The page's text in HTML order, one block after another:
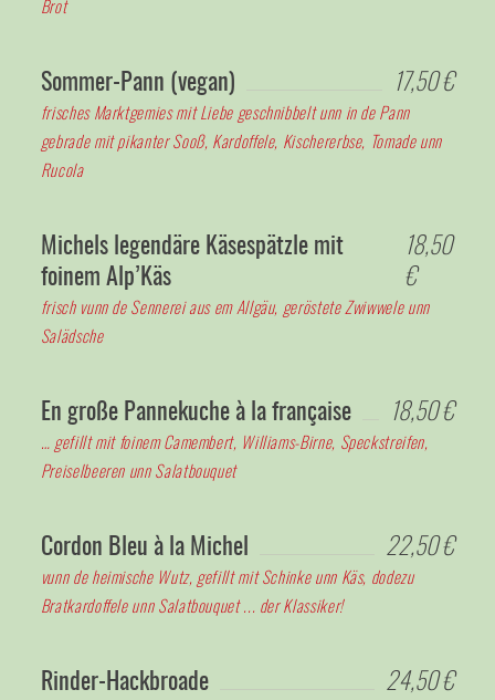
Brot
Sommer-Pann (vegan) 17,50 €
frisches Marktgemies mit Liebe geschnibbelt unn in de Pann
gebrade mit pikanter Sooß, Kardoffele, Kischererbse, Tomade unn
Rucola
Michels legendäre Käsespätzle mit
foinem Alp’Käs
18,50
€
frisch vunn de Sennerei aus em Allgäu, geröstete Zwiwwele unn
Salädsche
En große Pannekuche à la française 18,50 €
… gefillt mit foinem Camembert, Williams-Birne, Speckstreifen,
Preiselbeeren unn Salatbouquet
Cordon Bleu à la Michel 22,50 €
vunn de heimische Wutz, gefillt mit Schinke unn Käs, dodezu
Bratkardoffele unn Salatbouquet ... der Klassiker!
Rinder-Hackbroade 24,50 €